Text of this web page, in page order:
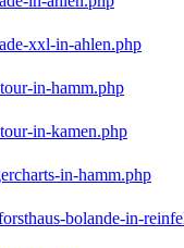
xxl-in-ahlen.php
in-hamm.php
in-kamen.php
in-hamm.php
bolande-in-